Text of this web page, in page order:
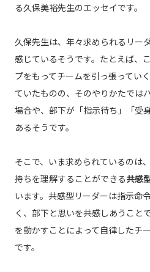
る久保美裕先生のエッセイです。
久保先生は、年々求められるリー
感じているそうです。たとえば、
プをもってチームを引っ張っていく
ていたものの、そのやりかたでは
場合や、部下が「指示待ち」「受
あるそうです。
そこで、いま求められているのは
持ちを理解することができる共感
います。共感型リーダーは指示命
く、部下と思いを共感しあうこと
を動かすことによって自律したチ
です。